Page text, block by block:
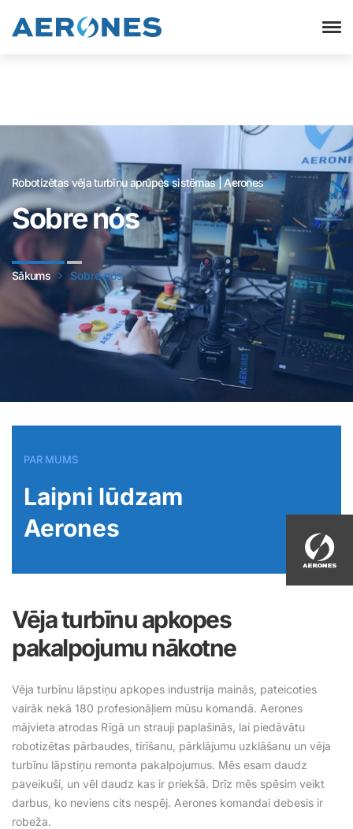
Robotizētas vēja turbīnu aprūpes sistēmas | Aerones
Sobre nós
Sākums Sobre nós
PAR MUMS
Laipni lūdzam
Aerones
Vēja turbīnu apkopes
pakalpojumu nākotne
Vēja turbīnu lāpstiņu apkopes industrija mainās, pateicoties
vairāk nekā 180 profesionāļiem mūsu komandā. Aerones
mājvieta atrodas Rīgā un strauji paplašinās, lai piedāvātu
robotizētas pārbaudes, tīrīšanu, pārklājumu uzklāšanu un vēja
turbīnu lāpstiņu remonta pakalpojumus. Mēs esam daudz
paveikuši, un vēl daudz kas ir priekšā. Drīz mēs spēsim veikt
darbus, ko neviens cits nespēj. Aerones komandai debesis ir
robeža.